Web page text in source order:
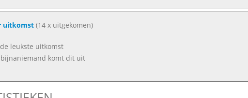
uitkomst(14 x uitgekomen)
leukste uitkomst
komt dit uit